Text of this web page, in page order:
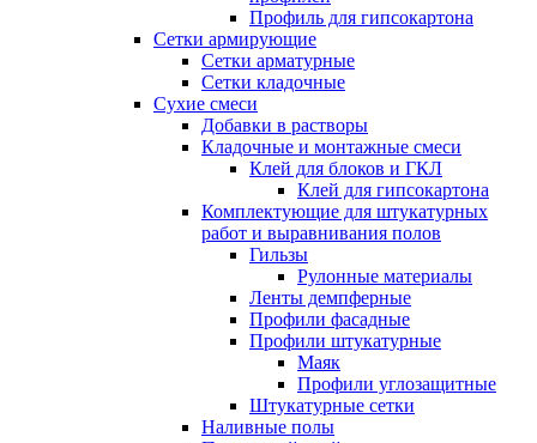
Профиль для гипсокартона
Сетки армирующие
Сетки арматурные
Сетки кладочные
Сухие смеси
Добавки в растворы
Кладочные и монтажные смеси
Клей для блоков и ГКЛ
Клей для гипсокартона
Комплектующие для штукатурных
работ и выравнивания полов
Гильзы
Рулонные материалы
Ленты демпферные
Профили фасадные
Профили штукатурные
Маяк
Профили углозащитные
Штукатурные сетки
Наливные полы